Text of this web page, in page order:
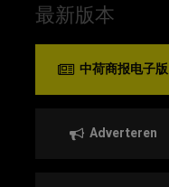
最新版本
中荷商报电子版
Adverteren